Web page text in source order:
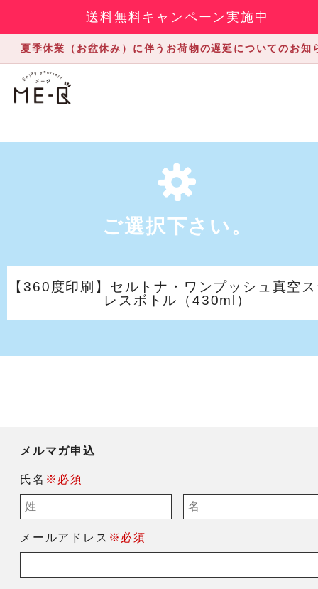
送料無料キャンペーン実施中
夏季休業（お盆休み）に伴うお荷物の遅延についてのお知
ご選択下さい。
【360度印刷】セルトナ・ワンプッシュ真空
レスボトル（430ml）
メルマガ申込
氏名 ※必須
メールアドレス ※必須